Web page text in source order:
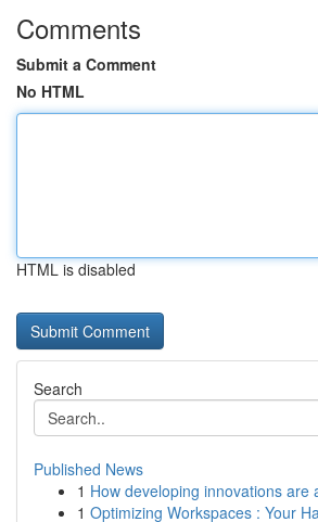
Comments
Submit a Comment
No HTML
HTML is disabled
Search
Published News
1 How developing innovations are
1 Optimizing Workspaces : Your